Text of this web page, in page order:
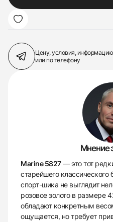
Цену, условия,
или по телефону
Мнение
Marine 5827— это тот
старейшего классического
спорт-шика не выглядит
розовое золото в
обладают конкретным
ощущается, но требует